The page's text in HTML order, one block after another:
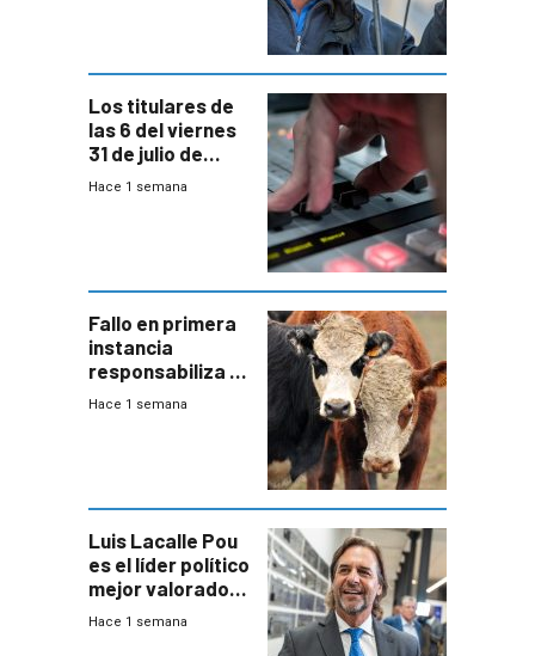
Los titulares de
las 6 del viernes
31 de julio de
2026
Hace 1 semana
Fallo en primera
instancia
responsabiliza al
Estado por falta
Hace 1 semana
Luis Lacalle Pou
es el líder político
mejor valorado
del país, según
Hace 1 semana